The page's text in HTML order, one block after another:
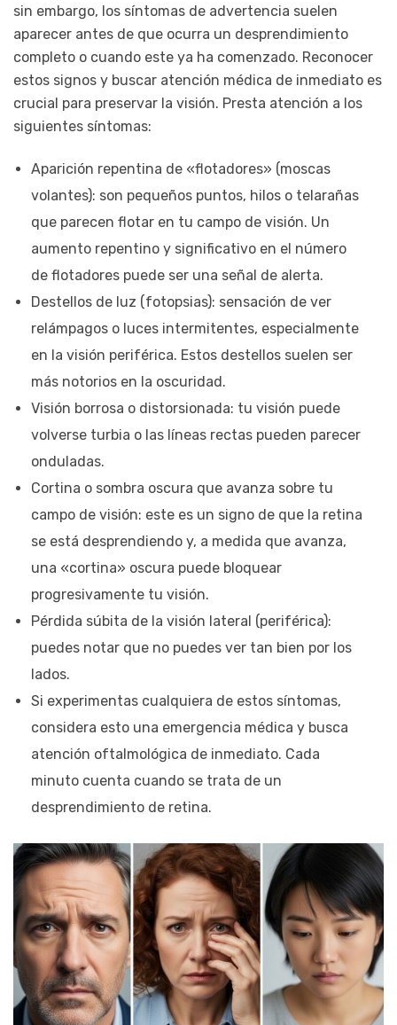
sin embargo, los síntomas de advertencia suelen
aparecer antes de que ocurra un desprendimiento
completo o cuando este ya ha comenzado. Reconocer
estos signos y buscar atención médica de inmediato es
crucial para preservar la visión. Presta atención a los
siguientes síntomas:
Aparición repentina de «flotadores» (moscas
volantes): son pequeños puntos, hilos o telarañas
que parecen flotar en tu campo de visión. Un
aumento repentino y significativo en el número
de flotadores puede ser una señal de alerta.
Destellos de luz (fotopsias): sensación de ver
relámpagos o luces intermitentes, especialmente
en la visión periférica. Estos destellos suelen ser
más notorios en la oscuridad.
Visión borrosa o distorsionada: tu visión puede
volverse turbia o las líneas rectas pueden parecer
onduladas.
Cortina o sombra oscura que avanza sobre tu
campo de visión: este es un signo de que la retina
se está desprendiendo y, a medida que avanza,
una «cortina» oscura puede bloquear
progresivamente tu visión.
Pérdida súbita de la visión lateral (periférica):
puedes notar que no puedes ver tan bien por los
lados.
Si experimentas cualquiera de estos síntomas,
considera esto una emergencia médica y busca
atención oftalmológica de inmediato. Cada
minuto cuenta cuando se trata de un
desprendimiento de retina.